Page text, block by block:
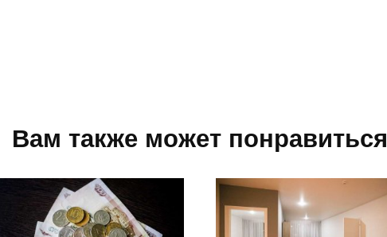
Вам также может понравиться